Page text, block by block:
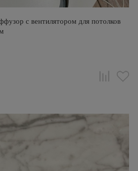
с вентилятором для потолков